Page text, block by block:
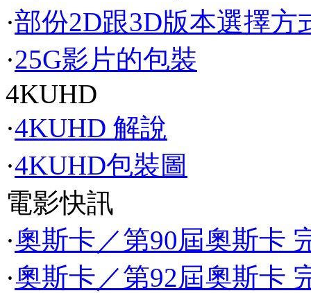
·部份2D跟3D版本選擇方
·25G影片的包裝
4KUHD
·4KUHD 解說
·4KUHD包裝圖
電影快訊
·奧斯卡／第90屆奧斯卡
·奧斯卡／第92屆奧斯卡